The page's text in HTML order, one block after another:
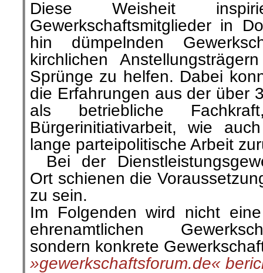
Diese Weisheit
Gewerkschaftsmitglieder in
hin dümpelnden
kirchlichen
Sprünge zu helfen. Dabei
die Erfahrungen aus der über
als betriebliche
Bürgerinitiativarbeit, wie
lange parteipolitische Arbeit
Bei der
Ort schienen die
zu sein.
Im Folgenden wird nicht
ehrenamtlichen
sondern konkrete
»gewerkschaftsforum.de«